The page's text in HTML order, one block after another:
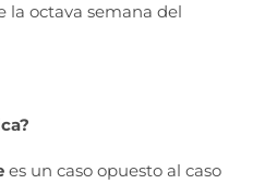
la octava semana del
es un caso opuesto al caso